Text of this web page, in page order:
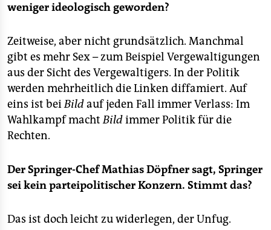
weniger ideologisch geworden?
Zeitweise, aber nicht grundsätzlich. Manchmal
gibt es mehr Sex – zum Beispiel Vergewaltigungen
aus der Sicht des Vergewaltigers. In der Politik
werden mehrheitlich die Linken diffamiert. Auf
eins ist beiBildauf jeden Fall immer Verlass: Im
Wahlkampf machtBildimmer Politik für die
Rechten.
Der Springer-Chef Mathias Döpfner sagt, Springer
sei kein parteipolitischer Konzern. Stimmt das?
Das ist doch leicht zu widerlegen, der Unfug.